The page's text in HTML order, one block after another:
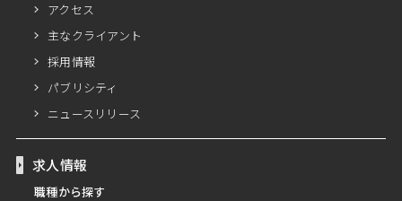
アクセス
主なクライアント
採用情報
パブリシティ
ニュースリリース
求人情報
職種から探す